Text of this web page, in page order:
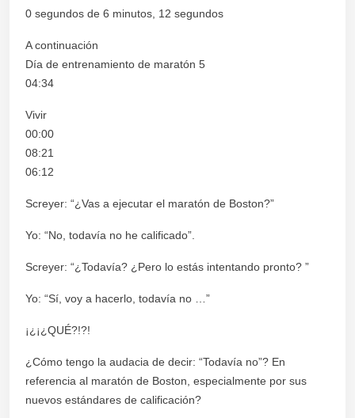
0 segundos de 6 minutos, 12 segundos
A continuación
Día de entrenamiento de maratón 5
04:34
Vivir
00:00
08:21
06:12
Screyer: “¿Vas a ejecutar el maratón de Boston?”
Yo: “No, todavía no he calificado”.
Screyer: “¿Todavía? ¿Pero lo estás intentando pronto? ”
Yo: “Sí, voy a hacerlo, todavía no …”
¡¿¡¿QUÉ?!?!
¿Cómo tengo la audacia de decir: “Todavía no”? En
referencia al maratón de Boston, especialmente por sus
nuevos estándares de calificación?